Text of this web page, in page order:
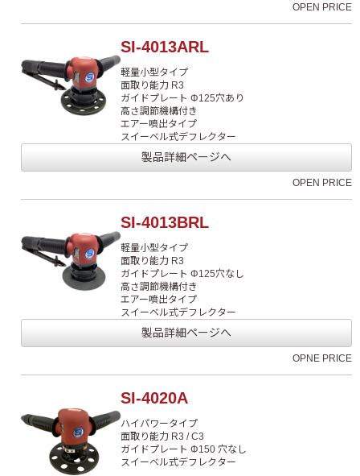
OPEN PRICE
SI-4013ARL
軽量小型タイプ
面取り能力 R3
ガイドプレート Φ125穴あり
高さ調節機構付き
エアー噴出タイプ
スイーベル式デフレクター
製品詳細ページへ
OPEN PRICE
SI-4013BRL
軽量小型タイプ
面取り能力 R3
ガイドプレート Φ125穴なし
高さ調節機構付き
エアー噴出タイプ
スイーベル式デフレクター
製品詳細ページへ
OPNE PRICE
SI-4020A
ハイパワータイプ
面取り能力 R3 / C3
ガイドプレート Φ150 穴なし
スイーベル式デフレクター